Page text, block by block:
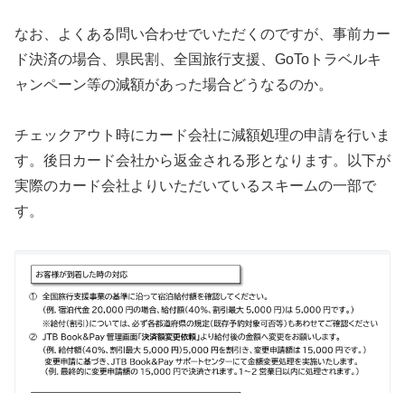
なお、よくある問い合わせでいただくのですが、事前カー
ド決済の場合、県民割、全国旅行支援、GoToトラベルキ
ャンペーン等の減額があった場合どうなるのか。
チェックアウト時にカード会社に減額処理の申請を行いま
す。後日カード会社から返金される形となります。以下が
実際のカード会社よりいただいているスキームの一部で
す。